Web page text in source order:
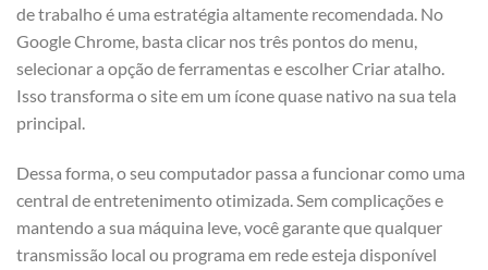
de trabalho é uma estratégia altamente recomendada. No
Google Chrome, basta clicar nos três pontos do menu,
selecionar a opção de ferramentas e escolher Criar atalho.
Isso transforma o site em um ícone quase nativo na sua tela
principal.
Dessa forma, o seu computador passa a funcionar como uma
central de entretenimento otimizada. Sem complicações e
mantendo a sua máquina leve, você garante que qualquer
transmissão local ou programa em rede esteja disponível